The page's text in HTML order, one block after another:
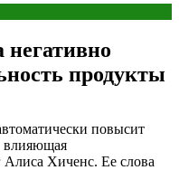
негативно
продукты
повысит
влияющая
Алиса Хиченс. Ее слова